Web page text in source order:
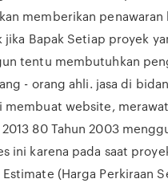
memberikan penawaran
Bapak Setiap proyek
tentu membutuhkan
- orang ahli. jasa di
membuat website,
80 Tahun 2003
ini karena pada saat
(Harga Perkiraan